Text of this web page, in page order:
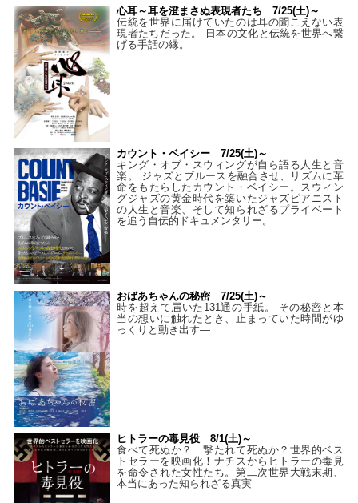
心耳～耳を澄まさぬ表現者たち 7/25(土)～
伝統を世界に届けていたのは耳の聞こえない表
現者たちだった。 日本の文化と伝統を世界へ繋
げる手話の縁。
カウント・ベイシー 7/25(土)～
キング・オブ・スウィングが自ら語る人生と音
楽。 ジャズとブルースを融合させ、リズムに革
命をもたらしたカウント・ベイシー。スウィン
グジャズの黄金時代を築いたジャズピアニスト
の人生と音楽、そして知られざるプライベート
を追う自伝的ドキュメンタリー。
おばあちゃんの秘密 7/25(土)～
時を超えて届いた131通の手紙。 その秘密と本
当の想いに触れたとき、止まっていた時間がゆ
っくりと動き出す―
ヒトラーの毒見役 8/1(土)～
食べて死ぬか？ 撃たれて死ぬか？世界的ベス
トセラーを映画化！ナチスからヒトラーの毒見
を命令された女性たち。第二次世界大戦末期、
本当にあった知られざる真実